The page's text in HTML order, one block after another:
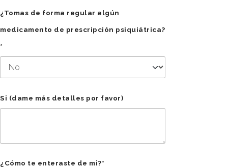
¿Tomas de forma regular algún
medicamento de prescripción psiquiátrica?
*
Si (dame más detalles por favor)
¿Cómo te enteraste de mi?*